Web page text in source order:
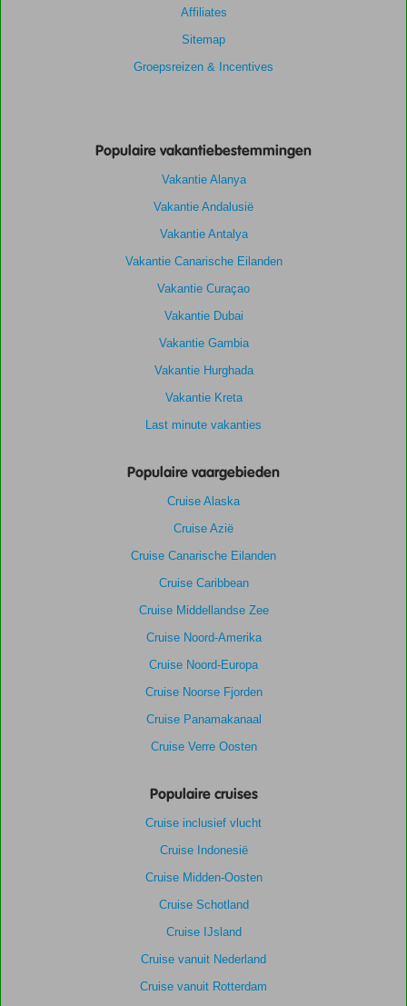
Affiliates
Sitemap
Groepsreizen & Incentives
Populaire vakantiebestemmingen
Vakantie Alanya
Vakantie Andalusië
Vakantie Antalya
Vakantie Canarische Eilanden
Vakantie Curaçao
Vakantie Dubai
Vakantie Gambia
Vakantie Hurghada
Vakantie Kreta
Last minute vakanties
Populaire vaargebieden
Cruise Alaska
Cruise Azië
Cruise Canarische Eilanden
Cruise Caribbean
Cruise Middellandse Zee
Cruise Noord-Amerika
Cruise Noord-Europa
Cruise Noorse Fjorden
Cruise Panamakanaal
Cruise Verre Oosten
Populaire cruises
Cruise inclusief vlucht
Cruise Indonesië
Cruise Midden-Oosten
Cruise Schotland
Cruise IJsland
Cruise vanuit Nederland
Cruise vanuit Rotterdam